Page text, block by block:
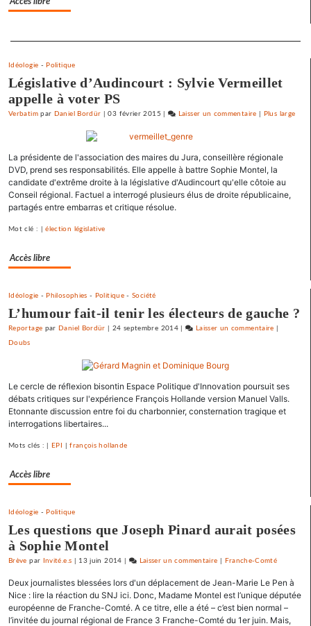
Separateur
Idéologie - Politique
Législative d’Audincourt : Sylvie Vermeillet
appelle à voter PS
Verbatimpar Daniel Bordür |03 février 2015 Laisser un commentaire on
signe
un
appel
Plus large
La présidente de l'association des maires du Jura, conseillère régionale
DVD, prend ses responsabilités. Elle appelle à battre Sophie Montel, la
candidate d'extrême droite à la législative d'Audincourt qu'elle côtoie au
Conseil régional. Factuel a interrogé plusieurs élus de droite républicaine,
partagés entre embarras et critique résolue.
Mot clé : |élection législative
Accès libre
Idéologie - Philosophies - Politique -Société
L’humour fait-il tenir les électeurs de gauche ?
Reportage par Daniel Bordür 24 septembre 2014| Laisser un commentaire
un
appel
pour
Doubs
Le cercle de réflexion bisontin Espace Politique d'Innovation poursuit ses
débats critiques sur l'expérience François Hollande version Manuel Valls.
Etonnante discussion entre foi du charbonnier, consternation tragique et
interrogations libertaires...
Mots clés : | EPI |françois hollande
Accès libre
Idéologie - Politique
Les questions que Joseph Pinard aurait posées
à Sophie Montel
Brève par Invité.e.s 13 juin 2014 Laisser un commentaire on
signe
un
Franche-Comté
Deux journalistes blessées lors d'un déplacement de Jean-Marie Le Pen à
Nice : lire la réaction du SNJ ici. Donc, Madame Montel est l’unique députée
européenne de Franche-Comté. A ce titre, elle a été – c’est bien normal –
l’invitée du journal régional de France 3 Franche-Comté du 1er juin. Mais,